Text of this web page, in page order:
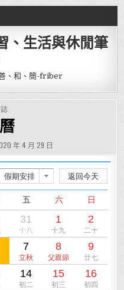
、生活與休閒筆
、和、簡-friber
IN
DATE:
年 4 月 29 日